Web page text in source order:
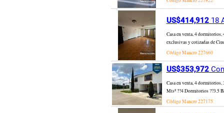
US$414,91218
Casa en venta, 4 dormitorios,
exclusivas y cotizadas de
Código Mancro227660
US$353,972
Casa en venta, 4
Mts² ??4 Dormitorios ??3.5
Código Mancro227175